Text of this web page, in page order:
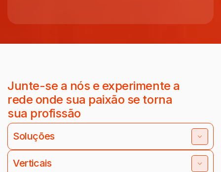
Junte-se a nós e experimente a
rede onde sua paixão se torna
sua profissão
Soluções
Verticais